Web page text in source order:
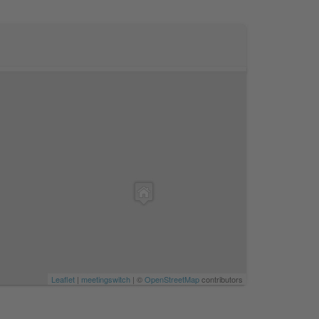
Leaflet | meetingswitch | ©OpenStreetMapcontributors